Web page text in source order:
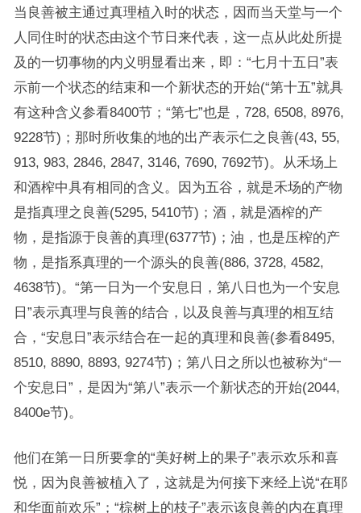
当良善被主通过真理植入时的状态，因而当天堂与一个
人同住时的状态由这个节日来代表，这一点从此处所提
及的一切事物的内义明显看出来，即：“七月十五日”表
示前一个状态的结束和一个新状态的开始(“第十五”就具
有这种含义参看8400节；“第七”也是，728, 6508, 8976,
9228节)；那时所收集的地的出产表示仁之良善(43, 55,
913, 983, 2846, 2847, 3146, 7690, 7692节)。从禾场上
和酒榨中具有相同的含义。因为五谷，就是禾场的产物
是指真理之良善(5295, 5410节)；酒，就是酒榨的产
物，是指源于良善的真理(6377节)；油，也是压榨的产
物，是指系真理的一个源头的良善(886, 3728, 4582,
4638节)。“第一日为一个安息日，第八日也为一个安息
日”表示真理与良善的结合，以及良善与真理的相互结
合，“安息日”表示结合在一起的真理和良善(参看8495,
8510, 8890, 8893, 9274节)；第八日之所以也被称为“一
个安息日”，是因为“第八”表示一个新状态的开始(2044,
8400e节)。
他们在第一日所要拿的“美好树上的果子”表示欢乐和喜
悦，因为良善被植入了，这就是为何接下来经上说“在耶
和华面前欢乐”；“棕树上的枝子”表示该良善的内在真理